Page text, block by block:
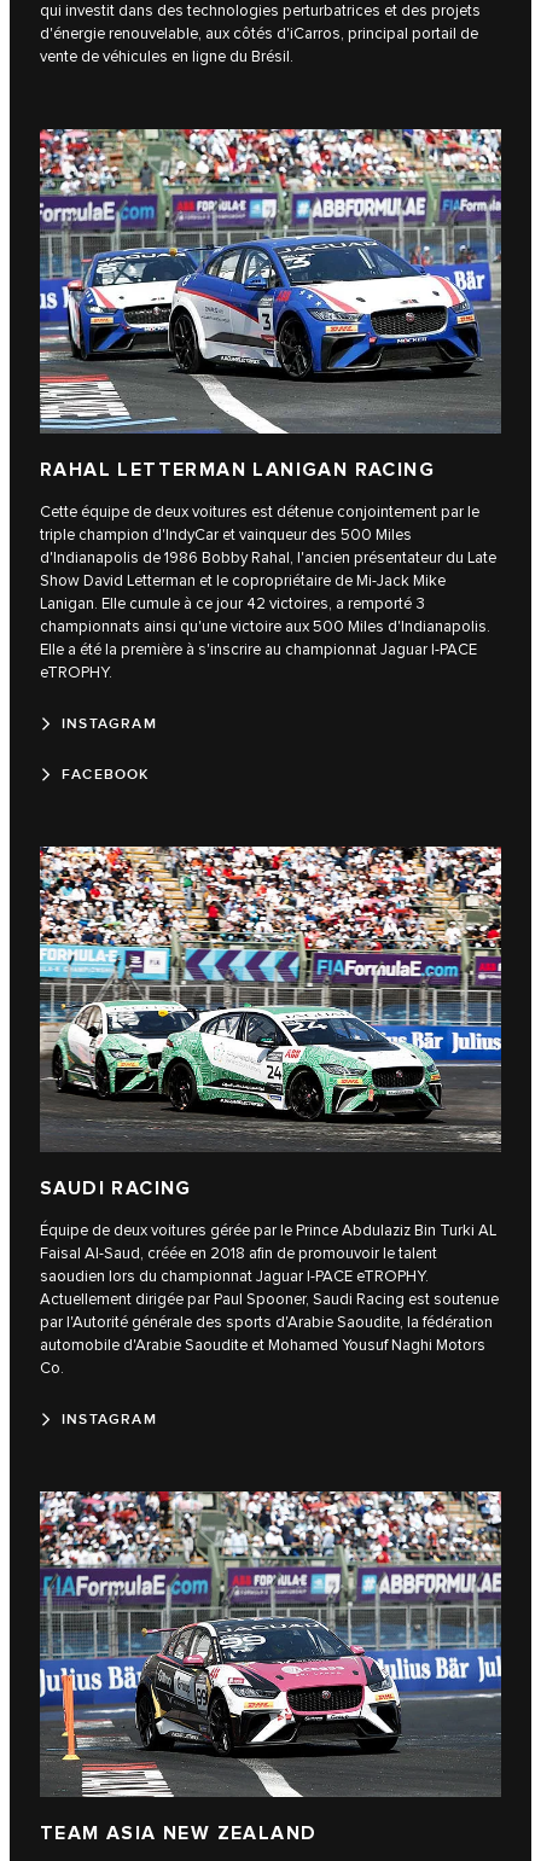
qui investit dans des technologies perturbatrices et des projets
d'énergie renouvelable, aux côtés d'iCarros, principal portail de
vente de véhicules en ligne du Brésil.
RAHAL LETTERMAN LANIGAN RACING
Cette équipe de deux voitures est détenue conjointement par le
triple champion d'IndyCar et vainqueur des 500 Miles
d'Indianapolis de 1986 Bobby Rahal, l'ancien présentateur du Late
Show David Letterman et le copropriétaire de Mi-Jack Mike
Lanigan. Elle cumule à ce jour 42 victoires, a remporté 3
championnats ainsi qu'une victoire aux 500 Miles d'Indianapolis.
Elle a été la première à s'inscrire au championnat Jaguar I‑PACE
eTROPHY.
INSTAGRAM
FACEBOOK
SAUDI RACING
Équipe de deux voitures gérée par le Prince Abdulaziz Bin Turki AL
Faisal Al-Saud, créée en 2018 afin de promouvoir le talent
saoudien lors du championnat Jaguar I‑PACE eTROPHY.
Actuellement dirigée par Paul Spooner, Saudi Racing est soutenue
par l'Autorité générale des sports d'Arabie Saoudite, la fédération
automobile d'Arabie Saoudite et Mohamed Yousuf Naghi Motors
Co.
INSTAGRAM
TEAM ASIA NEW ZEALAND